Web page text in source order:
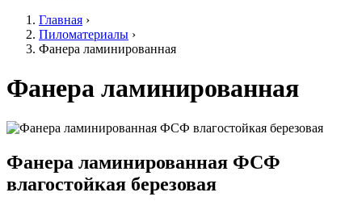
Главная ›
Пиломатериалы ›
Фанера ламинированная
Фанера ламинированная
Фанера ламинированная ФСФ
влагостойкая березовая